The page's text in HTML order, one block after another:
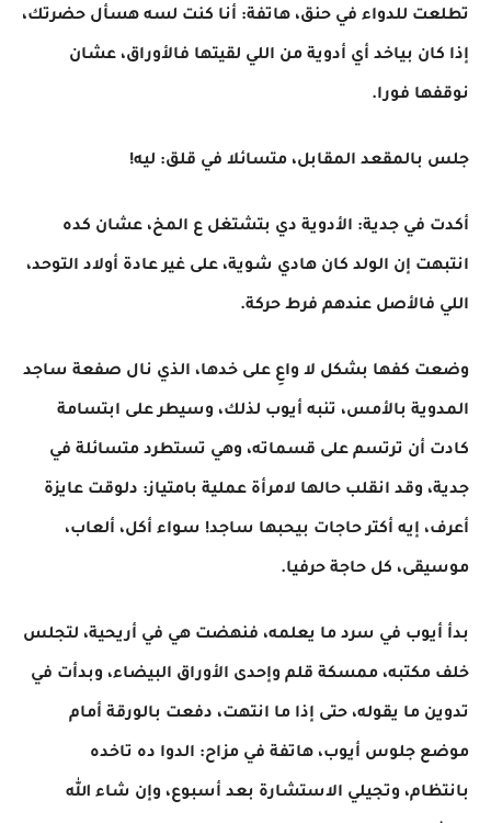
تطلعت للدواء في حنق، هاتفة: أنا كنت لسه هسأل حضرتك،
إذا كان بياخد أي أدوية من اللي لقيتها فالأوراق، عشان
نوقفها فورا.
جلس بالمقعد المقابل، متسائلا في قلق: ليه!
أكدت في جدية: الأدوية دي بتشتغل ع المخ، عشان كده
انتبهت إن الولد كان هادي شوية، على غير عادة أولاد التوحد،
اللي فالأصل عندهم فرط حركة.
وضعت كفها بشكل لا واعِ على خدها، الذي نال صفعة ساجد
المدوية بالأمس، تنبه أيوب لذلك، وسيطر على ابتسامة
كادت أن ترتسم على قسماته، وهي تستطرد متسائلة في
جدية، وقد انقلب حالها لامرأة عملية بامتياز: دلوقت عايزة
أعرف، إيه أكتر حاجات بيحبها ساجد! سواء أكل، ألعاب،
موسيقى، كل حاجة حرفيا.
بدأ أيوب في سرد ما يعلمه، فنهضت هي في أريحية، لتجلس
خلف مكتبه، ممسكة قلم وإحدى الأوراق البيضاء، وبدأت في
تدوين ما يقوله، حتى إذا ما انتهت، دفعت بالورقة أمام
موضع جلوس أيوب، هاتفة في مزاح: الدوا ده تاخده
بانتظام، وتجيلي الاستشارة بعد أسبوع، وإن شاء الله